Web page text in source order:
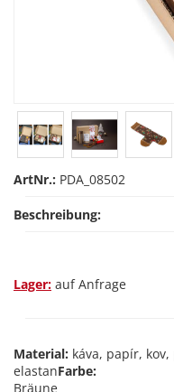
ArtNr.: PDA_08502
Beschreibung:
Lager: auf Anfrage
Material: káva, papír,
elastanFarbe:
Bräune